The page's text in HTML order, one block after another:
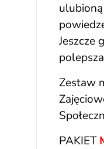
Jeszcze
Zestaw
PAKIET